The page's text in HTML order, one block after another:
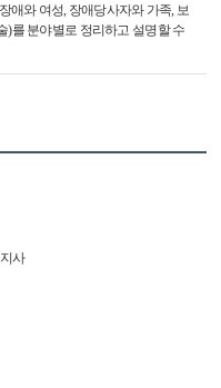
애와 여성, 장애당사자와 가족, 보
)를 분야별로 정리하고 설명할 수
사